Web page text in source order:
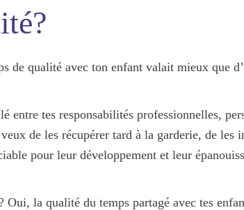
de qualité avec ton enfant valait mieux que
entre tes responsabilités professionnelles,
de les récupérer tard à la garderie, de les
pour leur développement et leur
la qualité du temps partagé avec tes